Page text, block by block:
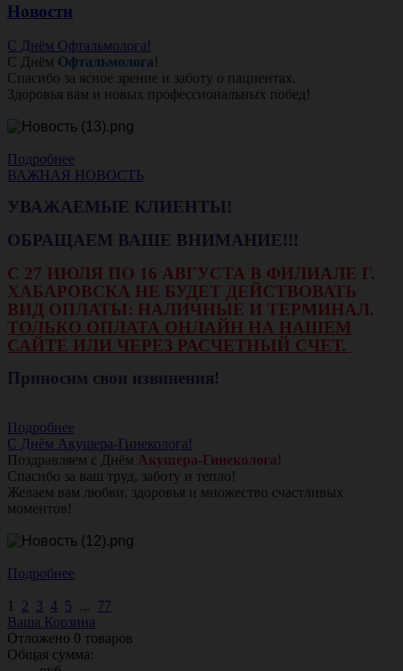
Новости
С Днём Офтальмолога!
С Днём Офтальмолога!
Спасибо за ясное зрение и заботу о пациентах.
Здоровья вам и новых профессиональных побед!
Подробнее
ВАЖНАЯ НОВОСТЬ
УВАЖАЕМЫЕ КЛИЕНТЫ!
ОБРАЩАЕМ ВАШЕ ВНИМАНИЕ!!!
С 27 ИЮЛЯ ПО 16 АВГУСТА В ФИЛИАЛЕ Г.
ХАБАРОВСКА НЕ БУДЕТ ДЕЙСТВОВАТЬ
ВИД ОПЛАТЫ: НАЛИЧНЫЕ И ТЕРМИНАЛ.
ТОЛЬКО ОПЛАТА ОНЛАЙН НА НАШЕМ
САЙТЕ ИЛИ ЧЕРЕЗ РАСЧЕТНЫЙ СЧЕТ.
Приносим свои извинения!
Подробнее
С Днём Акушера-Гинеколога!
Поздравляем с Днём Акушера-Гинеколога!
Спасибо за ваш труд, заботу и тепло!
Желаем вам любви, здоровья и множество счастливых
моментов!
Подробнее
1 2 3 4 5 ... 77
Ваша Корзина
Отложено 0 товаров
Общая сумма: